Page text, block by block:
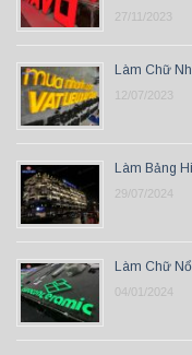
27/11/2023
Làm Chữ
12/07/2023
Làm Bảng
29/07/2024
Làm Chữ
04/01/2024